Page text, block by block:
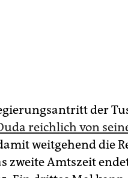
der
reichlich von
weitgehend die
zweite Amtszeit